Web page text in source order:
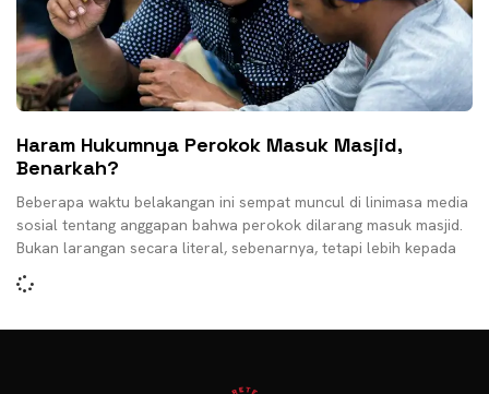
Haram Hukumnya Perokok Masuk Masjid,
Benarkah?
Beberapa waktu belakangan ini sempat muncul di linimasa media
sosial tentang anggapan bahwa perokok dilarang masuk masjid.
Bukan larangan secara literal, sebenarnya, tetapi lebih kepada